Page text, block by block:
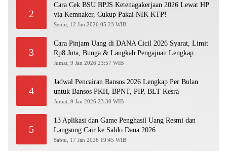
2
Cara Cek BSU BPJS Ketenagakerjaan 2026 Lewat HP
via Kemnaker, Cukup Pakai NIK KTP!
Senin, 12 Jan 2026 05:23 WIB
3
Cara Pinjam Uang di DANA Cicil 2026 Syarat, Limit
Rp8 Juta, Bunga & Langkah Pengajuan Lengkap
Jumat, 9 Jan 2026 23:57 WIB
4
Jadwal Pencairan Bansos 2026 Lengkap Per Bulan
untuk Bansos PKH, BPNT, PIP, BLT Kesra
Jumat, 9 Jan 2026 23:30 WIB
5
13 Aplikasi dan Game Penghasil Uang Resmi dan
Langsung Cair ke Saldo Dana 2026
Sabtu, 17 Jan 2026 19:45 WIB